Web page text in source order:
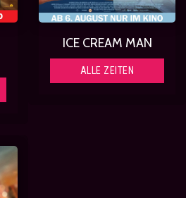
ICE CREAM MAN
ALLE ZEITEN